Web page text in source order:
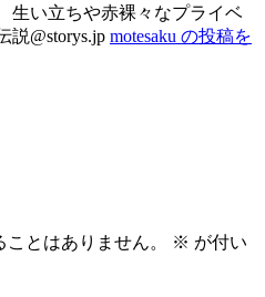
生い立ちや赤裸々なプライベ
説@storys.jp motesaku の投稿を
とはありません。 ※ が付い